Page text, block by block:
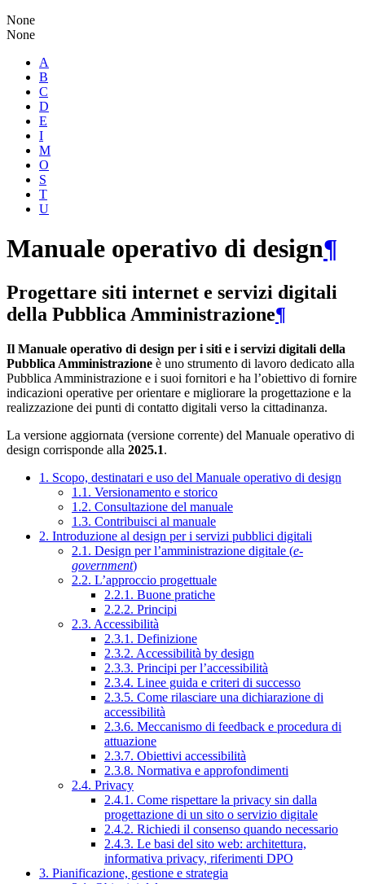
None
None
A
B
C
D
E
I
M
O
S
T
U
Manuale operativo di design¶
Progettare siti internet e servizi digitali
della Pubblica Amministrazione¶
Il Manuale operativo di design per i siti e i servizi digitali della
Pubblica Amministrazione è uno strumento di lavoro dedicato alla
Pubblica Amministrazione e i suoi fornitori e ha l’obiettivo di fornire
indicazioni operative per orientare e migliorare la progettazione e la
realizzazione dei punti di contatto digitali verso la cittadinanza.
La versione aggiornata (versione corrente) del Manuale operativo di
design corrisponde alla 2025.1.
1. Scopo, destinatari e uso del Manuale operativo di design
1.1. Versionamento e storico
1.2. Consultazione del manuale
1.3. Contribuisci al manuale
2. Introduzione al design per i servizi pubblici digitali
2.1. Design per l’amministrazione digitale (e-
government)
2.2. L’approccio progettuale
2.2.1. Buone pratiche
2.2.2. Principi
2.3. Accessibilità
2.3.1. Definizione
2.3.2. Accessibilità by design
2.3.3. Principi per l’accessibilità
2.3.4. Linee guida e criteri di successo
2.3.5. Come rilasciare una dichiarazione di
accessibilità
2.3.6. Meccanismo di feedback e procedura di
attuazione
2.3.7. Obiettivi accessibilità
2.3.8. Normativa e approfondimenti
2.4. Privacy
2.4.1. Come rispettare la privacy sin dalla
progettazione di un sito o servizio digitale
2.4.2. Richiedi il consenso quando necessario
2.4.3. Le basi del sito web: architettura,
informativa privacy, riferimenti DPO
3. Pianificazione, gestione e strategia